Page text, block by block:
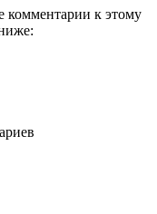
комментарии к этому